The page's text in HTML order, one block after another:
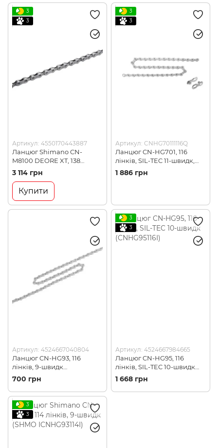
3
3
Артикул: 4550170443887
Ланцюг Shimano CN-
M8100 DEORE XT, 138
лінків, 12-швидк, +QUICK-
LINK (CNM8100138Q)
3 114 грн
Купити
3
3
Артикул: CNHG70111116Q
Ланцюг CN-HG701, 116
лінків, SIL-TEC 11-швидк,
+QUICK LINK
(CNHG70111116Q)
1 886 грн
Артикул: 4524667040804
Ланцюг CN-HG93, 116
лінків, 9-швидк
(CNHG93116I)
700 грн
3
3
Артикул: 4524667984665
Ланцюг CN-HG95, 116
лінків, SIL-TEC 10-швидк
(CNHG95116I)
1 668 грн
3
3